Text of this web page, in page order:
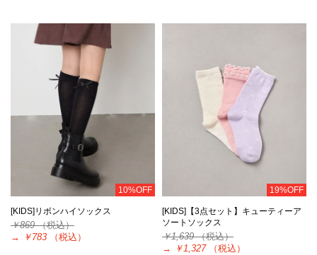
10%OFF
[KIDS]リボンハイソックス
￥869（税込）
→
￥783 （税込）
19%OFF
[KIDS]【3点セット】キューティーア
ソートソックス
￥1,639（税込）
→
￥1,327 （税込）